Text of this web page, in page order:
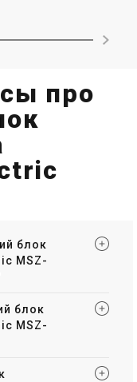
про
блок
MSZ-
блок
MSZ-